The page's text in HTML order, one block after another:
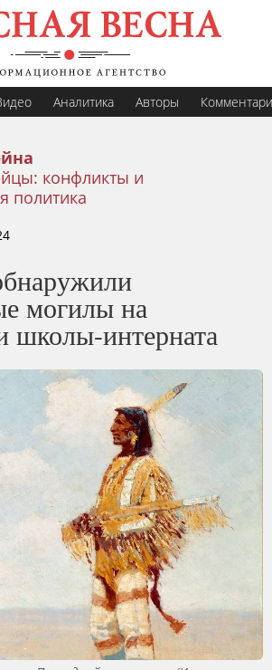
Аналитика Авторы
конфликты и
политика
могилы на
школы-интерната